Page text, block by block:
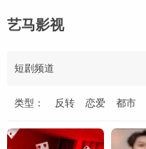
艺马影视
短剧频道
类型： 反转 恋爱 都市